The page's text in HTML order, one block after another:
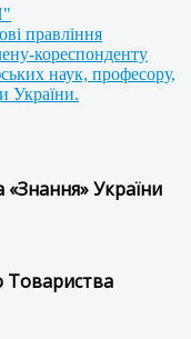
правління
кореспонденту
наук, професору,
України.
України
Товариства